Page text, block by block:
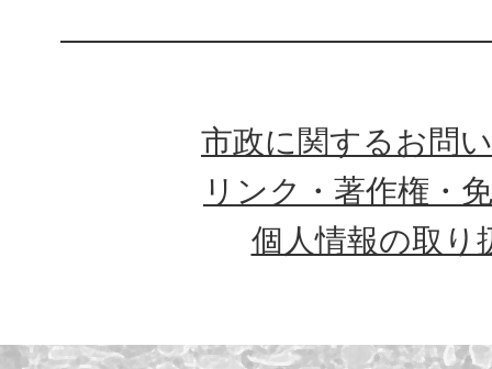
市政に関するお問
リンク・著作権・
個人情報の取り